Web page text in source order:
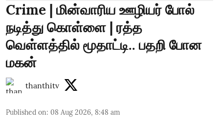
Crime | மின்வாரிய ஊழியர் போல்
நடித்து கொள்ளை | ரத்த
வெள்ளத்தில் மூதாட்டி.. பதறி போன
மகன்
thanthitv
Published on: 08 Aug 2026, 8:48 am